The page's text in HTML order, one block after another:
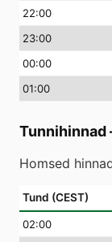
22:00
23:00
00:00
01:00
Tunnihinnad
Homsed
Tund (CEST)
02:00